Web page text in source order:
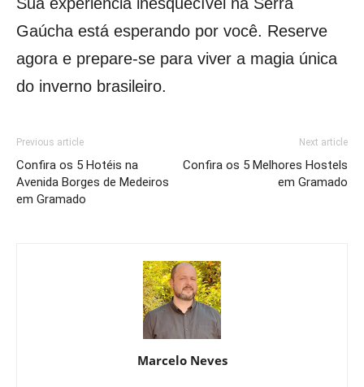
Gaúcha está esperando por você. Reserve
agora e prepare-se para viver a magia única
do inverno brasileiro.
Previous article
Confira os 5 Hotéis na
Avenida Borges de Medeiros
em Gramado
Next article
Confira os 5 Melhores Hostels
em Gramado
Marcelo Neves